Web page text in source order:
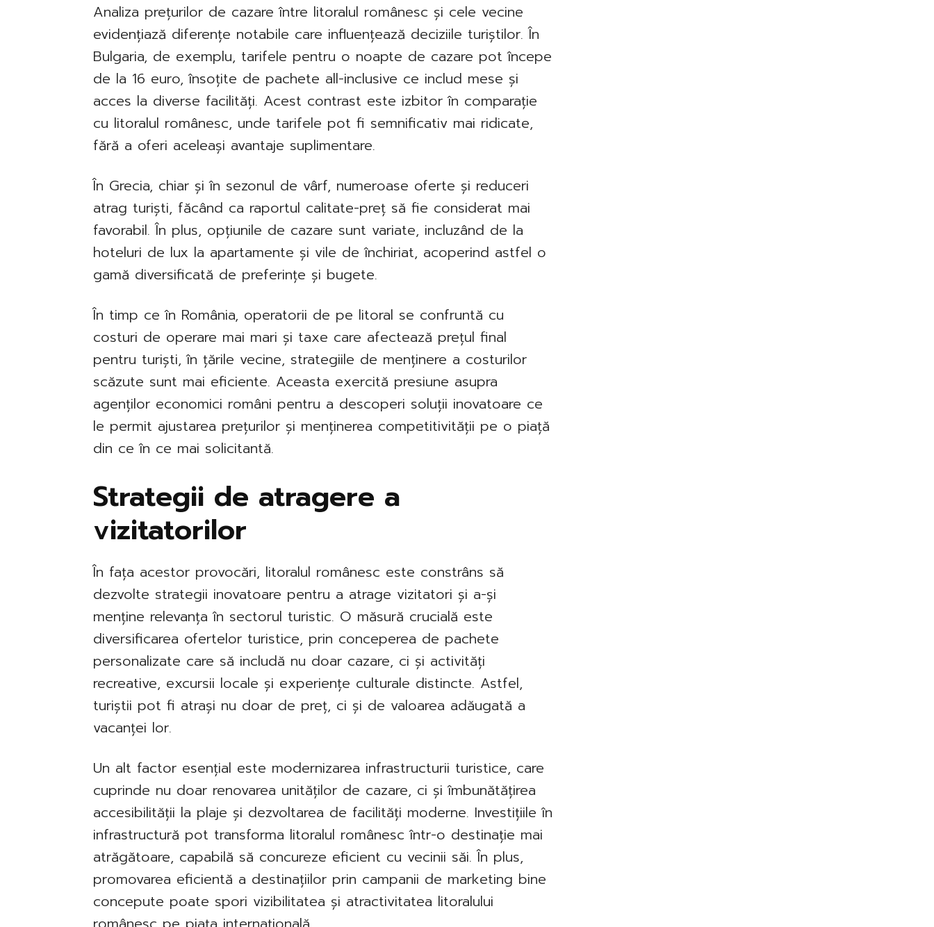
Analiza prețurilor de cazare între litoralul românesc și cele vecine
evidențiază diferențe notabile care influențează deciziile turiștilor. În
Bulgaria, de exemplu, tarifele pentru o noapte de cazare pot începe
de la 16 euro, însoțite de pachete all-inclusive ce includ mese și
acces la diverse facilități. Acest contrast este izbitor în comparație
cu litoralul românesc, unde tarifele pot fi semnificativ mai ridicate,
fără a oferi aceleași avantaje suplimentare.
În Grecia, chiar și în sezonul de vârf, numeroase oferte și reduceri
atrag turiști, făcând ca raportul calitate-preț să fie considerat mai
favorabil. În plus, opțiunile de cazare sunt variate, incluzând de la
hoteluri de lux la apartamente și vile de închiriat, acoperind astfel o
gamă diversificată de preferințe și bugete.
În timp ce în România, operatorii de pe litoral se confruntă cu
costuri de operare mai mari și taxe care afectează prețul final
pentru turiști, în țările vecine, strategiile de menținere a costurilor
scăzute sunt mai eficiente. Aceasta exercită presiune asupra
agenților economici români pentru a descoperi soluții inovatoare ce
le permit ajustarea prețurilor și menținerea competitivității pe o piață
din ce în ce mai solicitantă.
Strategii de atragere a
vizitatorilor
În fața acestor provocări, litoralul românesc este constrâns să
dezvolte strategii inovatoare pentru a atrage vizitatori și a-și
menține relevanța în sectorul turistic. O măsură crucială este
diversificarea ofertelor turistice, prin conceperea de pachete
personalizate care să includă nu doar cazare, ci și activități
recreative, excursii locale și experiențe culturale distincte. Astfel,
turiștii pot fi atrași nu doar de preț, ci și de valoarea adăugată a
vacanței lor.
Un alt factor esențial este modernizarea infrastructurii turistice, care
cuprinde nu doar renovarea unităților de cazare, ci și îmbunătățirea
accesibilității la plaje și dezvoltarea de facilități moderne. Investițiile în
infrastructură pot transforma litoralul românesc într-o destinație mai
atrăgătoare, capabilă să concureze eficient cu vecinii săi. În plus,
promovarea eficientă a destinațiilor prin campanii de marketing bine
concepute poate spori vizibilitatea și atractivitatea litoralului